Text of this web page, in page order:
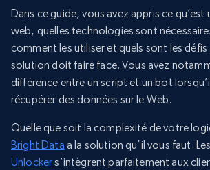
Dans ce guide, vous avez appris ce
web, quelles technologies sont
comment les utiliser et quels sont les défis
solution doit faire face. Vous avez
différence entre un script et un bot
récupérer des données sur le Web.
Quelle que soit la complexité de votre
Bright Data a la solution qu’il vous faut.
Unlockers’intègrent parfaitement aux